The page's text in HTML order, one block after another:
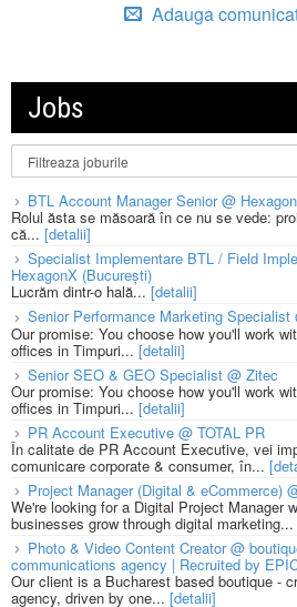
Adauga
Jobs
BTL Account Manager Senior @
Rolul ăsta se măsoară în ce nu se vede:
că... [detalii]
Specialist Implementare BTL / Field
HexagonX (București)
Lucrăm dintr-o hală... [detalii]
Senior Performance Marketing Specialist
Our promise: You choose how you'll work
offices in Timpuri... [detalii]
Senior SEO & GEO Specialist @ Zitec
Our promise: You choose how you'll work
offices in Timpuri... [detalii]
PR Account Executive @ TOTAL PR
În calitate de PR Account Executive, vei
comunicare corporate & consumer, în...
Project Manager (Digital & eCommerce)
We're looking for a Digital Project Manager
businesses grow through digital marketing...
Photo & Video Content Creator @
communications agency | Recruited by
Our client is a Bucharest based boutique -
agency, driven by one... [detalii]